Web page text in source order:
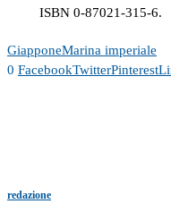
ISBN 0-87021-315-6.
GiapponeMarina imperiale
0 FacebookTwitterPinterest
redazione